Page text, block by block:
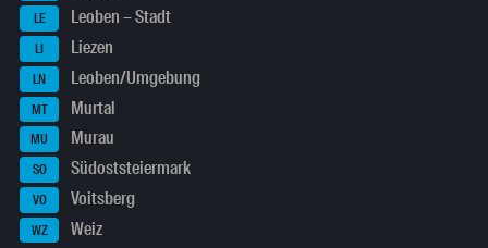
LE Leoben – Stadt
LI Liezen
LN Leoben/Umgebung
MT Murtal
MU Murau
SO Südoststeiermark
VO Voitsberg
WZ Weiz